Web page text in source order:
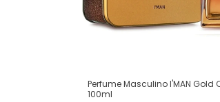
Perfume Masculino I'MAN Gold
100ml